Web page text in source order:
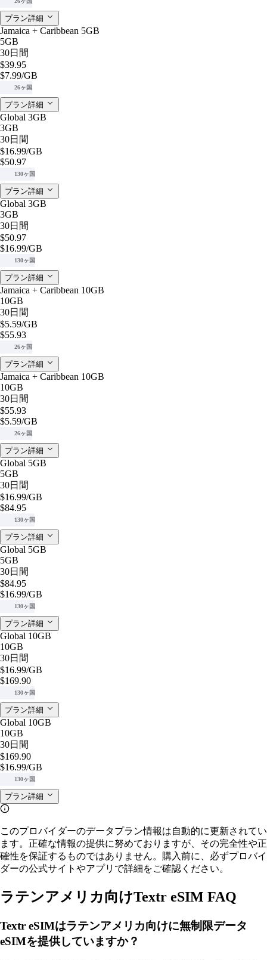
プラン詳細
Jamaica + Caribbean 5GB
5GB
30日間
$39.95
$7.99/GB
26ヶ国
プラン詳細
Global 3GB
3GB
30日間
$16.99/GB
$50.97
130ヶ国
プラン詳細
Global 3GB
3GB
30日間
$50.97
$16.99/GB
130ヶ国
プラン詳細
Jamaica + Caribbean 10GB
10GB
30日間
$5.59/GB
$55.93
26ヶ国
プラン詳細
Jamaica + Caribbean 10GB
10GB
30日間
$55.93
$5.59/GB
26ヶ国
プラン詳細
Global 5GB
5GB
30日間
$16.99/GB
$84.95
130ヶ国
プラン詳細
Global 5GB
5GB
30日間
$84.95
$16.99/GB
130ヶ国
プラン詳細
Global 10GB
10GB
30日間
$16.99/GB
$169.90
130ヶ国
プラン詳細
Global 10GB
10GB
30日間
$169.90
$16.99/GB
130ヶ国
プラン詳細
このプロバイダーのデータプラン情報は自動的に更新されてい
ます。正確な情報の提供に努めておりますが、その完全性や正
確性を保証するものではありません。購入前に、必ずプロバイ
ダーの公式サイトやアプリで詳細をご確認ください。
ラテンアメリカ向けTextr eSIM FAQ
Textr eSIMはラテンアメリカ向けに無制限データ
eSIMを提供していますか？